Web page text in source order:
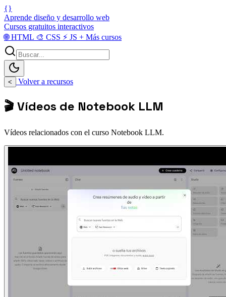
{}
Aprende diseño y desarrollo web
Cursos gratuitos interactivos
🌐HTML 🎨 CSS ⚡ JS + Más cursos
< Volver a recursos
🎬 Vídeos de Notebook LLM
Vídeos relacionados con el curso Notebook LLM.